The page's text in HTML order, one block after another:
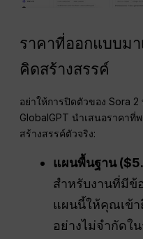
ราคาที่ออกแบบม
คิดสร้างสรรค์
อย่าให้การปิดตัวของ Sora
GlobalGPT นำเสนอราคา
สร้างสรรค์ตัวจริง:
แผนพื้นฐาน
สำหรับงานที่มีข้
แผนนี้ให้คุณเข้
อย่างไม่จำกัดใ